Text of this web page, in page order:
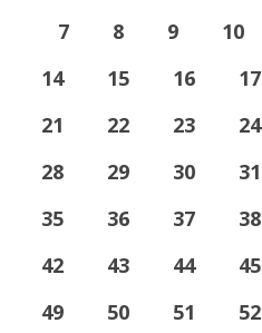
7
8 9 10
14
15 16 17
21
22 23 24
28
29 30 31
35
36 37 38
42
43 44 45
49
50 51 52